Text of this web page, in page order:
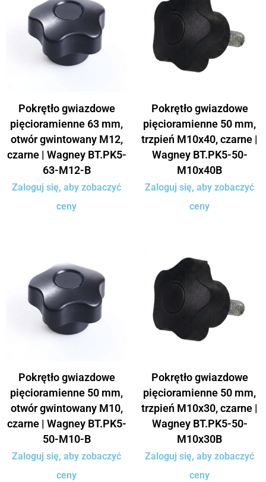
Pokrętło gwiazdowe
pięcioramienne 63 mm,
otwór gwintowany M12,
czarne | Wagney BT.PK5-
63-M12-B
Zaloguj się, aby zobaczyć
ceny
Pokrętło gwiazdowe
pięcioramienne 50 mm,
trzpień M10x40, czarne |
Wagney BT.PK5-50-
M10x40B
Zaloguj się, aby zobaczyć
ceny
Pokrętło gwiazdowe
pięcioramienne 50 mm,
otwór gwintowany M10,
czarne | Wagney BT.PK5-
50-M10-B
Zaloguj się, aby zobaczyć
ceny
Pokrętło gwiazdowe
pięcioramienne 50 mm,
trzpień M10x30, czarne |
Wagney BT.PK5-50-
M10x30B
Zaloguj się, aby zobaczyć
ceny